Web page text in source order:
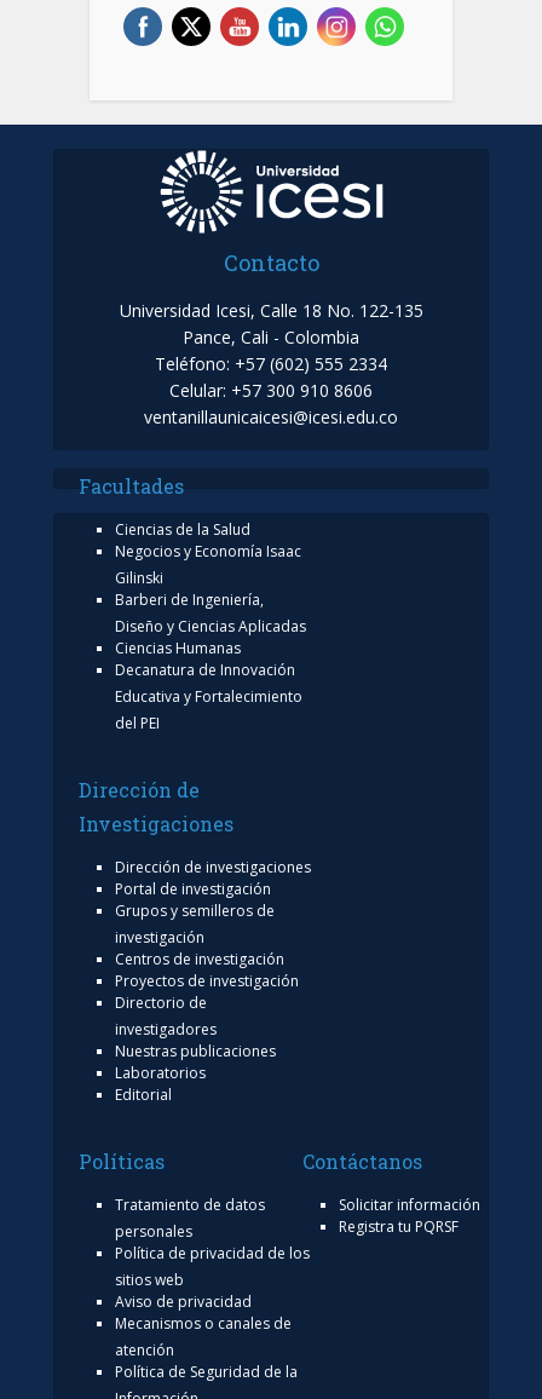
Contacto
Universidad Icesi, Calle 18 No. 122-135
Pance, Cali - Colombia
Teléfono: +57 (602) 555 2334
Celular: +57 300 910 8606
ventanillaunicaicesi@icesi.edu.co
Facultades
Ciencias de la Salud
Negocios y Economía Isaac
Gilinski
Barberi de Ingeniería,
Diseño y Ciencias Aplicadas
Ciencias Humanas
Decanatura de Innovación
Educativa y Fortalecimiento
del PEI
Dirección de
Investigaciones
Dirección de investigaciones
Portal de investigación
Grupos y semilleros de
investigación
Centros de investigación
Proyectos de investigación
Directorio de
investigadores
Nuestras publicaciones
Laboratorios
Editorial
Políticas
Tratamiento de datos
personales
Política de privacidad de los
sitios web
Aviso de privacidad
Mecanismos o canales de
atención
Política de Seguridad de la
Contáctanos
Solicitar información
Registra tu PQRSF